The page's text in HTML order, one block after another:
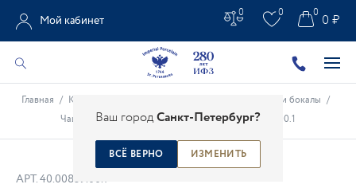
Ваш городСанкт-Петербург?
ВСЁ ВЕРНО ИЗМЕНИТЬ
Мой кабинет
0 0 0 ₽
0
Главная / Каталог Чашки и бокалы /
Чашка чайная Айседора Орхидеи 4 арт. 40.00839.00.1
АРТ.40.00839.00.1